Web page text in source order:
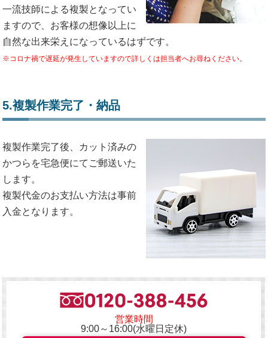
一流技師による複製となってい
ますので、お客様の想像以上に
自然な出来栄えになっているはずです。
※コロナ禍で遅延が発生していますので詳しくは担当者へお尋ねください。
5.複製作業完了・納品
複製作業完了後、カット済みの
かつらを宅急便にてご郵送いた
します。
複製代金のお支払い方法は事前
入金となります。
営業時間
9:00～16:00(水曜日定休)